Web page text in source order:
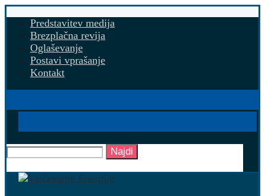
Predstavitev medija
Brezplačna revija
Oglaševanje
Postavi vprašanje
Kontakt
Najdi